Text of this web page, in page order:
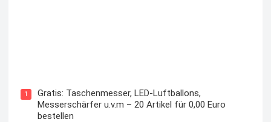
1
Gratis: Taschenmesser, LED-Luftballons,
Messerschärfer u.v.m – 20 Artikel für 0,00 Euro
bestellen